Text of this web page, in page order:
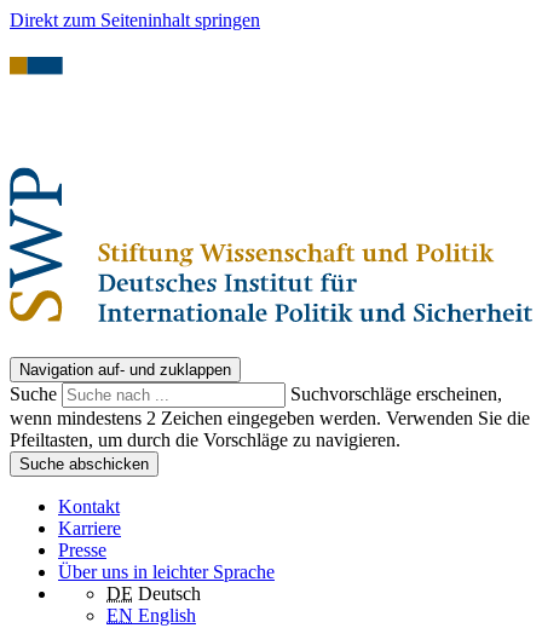
Direkt zum Seiteninhalt springen
Navigation auf- und zuklappen
Suche
Suchvorschläge erscheinen,
wenn mindestens 2 Zeichen eingegeben werden. Verwenden Sie die
Pfeiltasten, um durch die Vorschläge zu navigieren.
Suche abschicken
Kontakt
Karriere
Presse
Über uns in leichter Sprache
DE Deutsch
EN English